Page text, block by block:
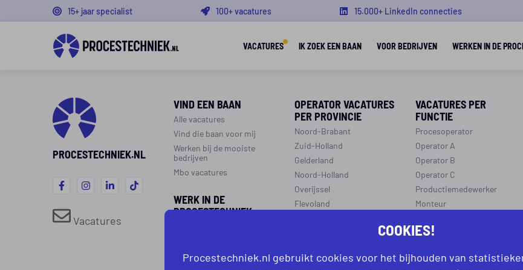
15+ jaar specialist 100+ vacatures 15.000+ LinkedIn connecties
VACATURES IK ZOEK EEN BAAN VOOR BEDRIJVEN WERKEN IN DE
PROCESTECHNIEK.NL
Vacatures
VIND EEN BAAN
Alle vacatures
Vind die baan voor mij
Werken bij de mooiste
bedrijven
Mbo vacatures
WERK IN DE
PROCESTECHNIEK
Werken als procesoperator
OPERATOR VACATURES
PER PROVINCIE
Noord-Brabant
Zuid-Holland
Gelderland
Noord-Holland
Overijssel
Flevoland
Groningen
VACATURES PER
FUNCTIE
Procesoperator
Operator A
Operator B
Operator C
Productiemedewerker
Monteur
Aanmelden leren en werken
COOKIES!
Procestechniek.nl gebruikt cookies voor het bijhouden van